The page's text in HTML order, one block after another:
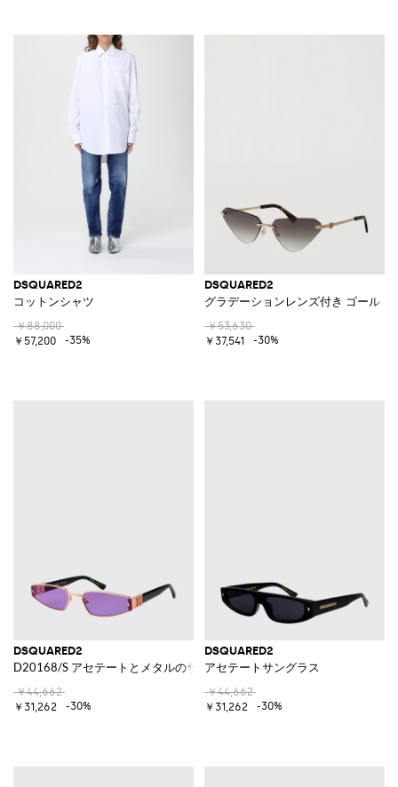
DSQUARED2
コットンシャツ
￥88,000
￥57,200
-35%
DSQUARED2
グラデーションレンズ付き ゴール
￥53,630
￥37,541
-30%
DSQUARED2
D20168/S アセテートとメタルのサングラス
￥44,662
￥31,262
-30%
DSQUARED2
アセテートサングラス
￥44,662
￥31,262
-30%